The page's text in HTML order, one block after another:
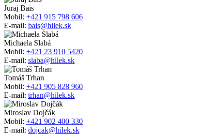
Juraj Bais
Mobil: +421 915 798 606
E-mail: bais@hilek.sk
Michaela Slabá
Mobil: +421 23 910 5420
E-mail: slaba@hilek.sk
Tomáš Trhan
Mobil: +421 905 828 960
E-mail: trhan@hilek.sk
Miroslav Dojčák
Mobil: +421 902 400 330
E-mail: dojcak@hilek.sk